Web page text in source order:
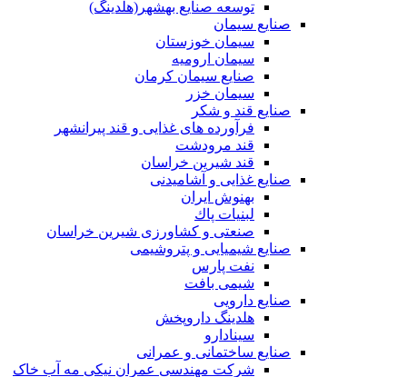
توسعه‌ صنایع‌ بهشهر(هلدینگ)
صنایع سیمان
سیمان خوزستان
سیمان ارومیه
صنایع سیمان کرمان
سیمان خزر
صنایع قند و شکر
فرآورده های غذایی و قند پیرانشهر
قند مرودشت
قند شیرین خراسان
صنایع غذايی و آشاميدنی
بهنوش ایران
لبنيات پاك
صنعتی و کشاورزی شیرین خراسان
صنایع شیمیایی و پتروشیمی
نفت پارس
شیمی بافت
صنایع دارویی
هلدینگ داروپخش
سینادارو
صنایع ساختمانی و عمرانی
شرکت مهندسی عمران نیکی مه آب خاک